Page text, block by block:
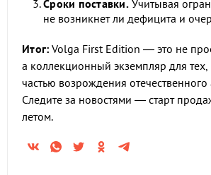
Сроки поставки.Учитывая
не возникнет ли дефицита и
Итог: Volga First Edition — это не
а коллекционный экземпляр для тех,
частью возрождения
Следите за новостями — старт
летом.